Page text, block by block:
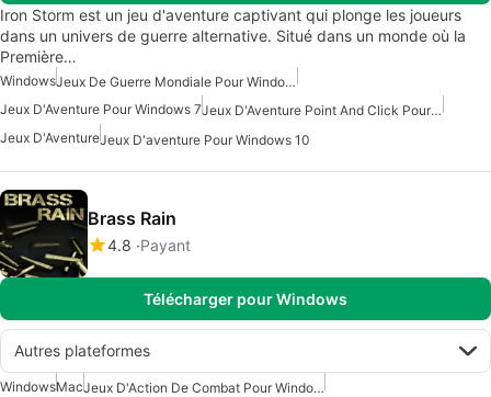
Iron Storm est un jeu d'aventure captivant qui plonge les joueurs
dans un univers de guerre alternative. Situé dans un monde où la
Première…
Windows
Jeux De Guerre Mondiale Pour Windows
Jeux D'Aventure Pour Windows 7
Jeux D'Aventure Point And Click Pour Windows
Jeux D'AventureJeux D'aventure Pour Windows 10
Brass Rain
4.8 Payant
Télécharger pour Windows
Autres plateformes
WindowsMac
Jeux D'Action De Combat Pour Windows